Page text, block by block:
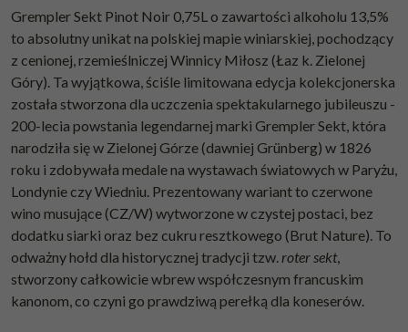
Grempler Sekt Pinot Noir 0,75L o zawartości alkoholu 13,5%
to absolutny unikat na polskiej mapie winiarskiej, pochodzący
z cenionej, rzemieślniczej Winnicy Miłosz (Łaz k. Zielonej
Góry). Ta wyjątkowa, ściśle limitowana edycja kolekcjonerska
została stworzona dla uczczenia spektakularnego jubileuszu -
200-lecia powstania legendarnej marki Grempler Sekt, która
narodziła się w Zielonej Górze (dawniej Grünberg) w 1826
roku i zdobywała medale na wystawach światowych w Paryżu,
Londynie czy Wiedniu. Prezentowany wariant to czerwone
wino musujące (CZ/W) wytworzone w czystej postaci, bez
dodatku siarki oraz bez cukru resztkowego (Brut Nature). To
odważny hołd dla historycznej tradycji tzw. roter sekt,
stworzony całkowicie wbrew współczesnym francuskim
kanonom, co czyni go prawdziwą perełką dla koneserów.